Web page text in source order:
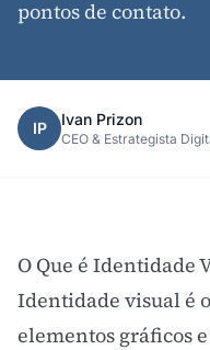
pontos de contato.
IP Ivan Prizon
CEO & Estrategista
O Que é Identidade
Identidade visual é
elementos gráficos